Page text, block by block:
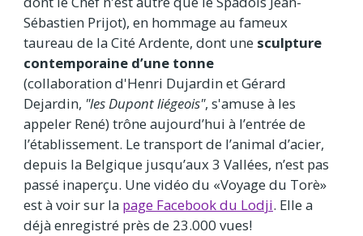
Sébastien Prijot), en hommage au fameux
taureau de la Cité Ardente, dont une sculpture
contemporaine d’une tonne
(collaboration d'Henri Dujardin et Gérard
Dejardin, "les Dupont liégeois", s'amuse à les
appeler René) trône aujourd’hui à l’entrée de
l’établissement. Le transport de l’animal d’acier,
depuis la Belgique jusqu’aux 3 Vallées, n’est pas
passé inaperçu. Une vidéo du «Voyage du Torè»
est à voir sur la page Facebook du Lodji. Elle a
déjà enregistré près de 23.000 vues!